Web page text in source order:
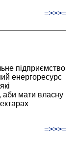
=>>>=
підприємство
енергоресурс
аби мати власну
=>>>=